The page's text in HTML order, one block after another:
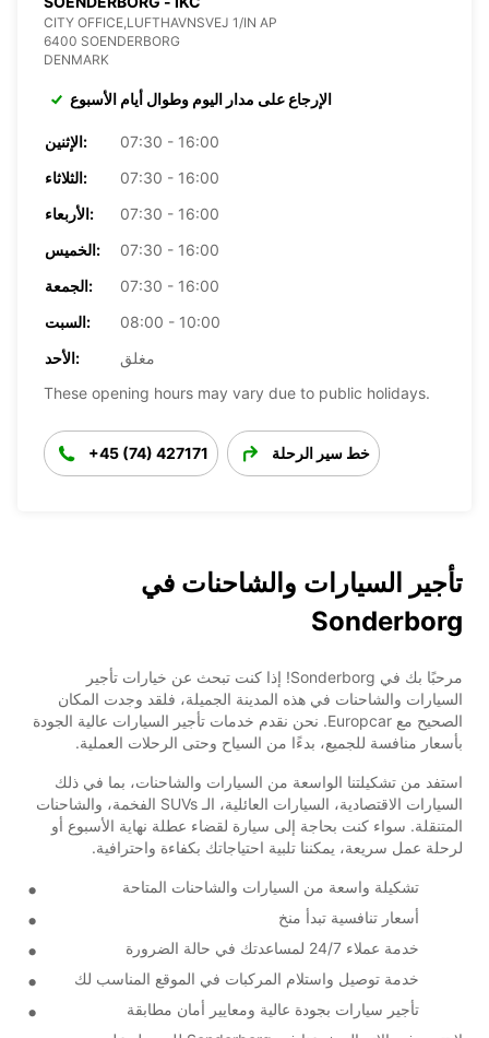
CITY OFFICE,LUFTHAVNSVEJ 1/IN AP
6400 SOENDERBORG
DENMARK
الإرجاع على مدار اليوم وطوال أيام الأسبوع
الإثنين:
07:30 - 16:00
الثلاثاء:
07:30 - 16:00
الأربعاء:
07:30 - 16:00
الخميس:
07:30 - 16:00
الجمعة:
07:30 - 16:00
السبت:
08:00 - 10:00
الأحد:
مغلق
These opening hours may vary due to public holidays.
+45 (74) 427171 خط سير الرحلة
تأجير السيارات والشاحنات في
Sonderborg
مرحبًا بك في Sonderborg! إذا كنت تبحث عن خيارات تأجير
السيارات والشاحنات في هذه المدينة الجميلة، فلقد وجدت المكان
الصحيح مع Europcar. نحن نقدم خدمات تأجير السيارات عالية الجودة
بأسعار منافسة للجميع، بدءًا من السياح وحتى الرحلات العملية.
استفد من تشكيلتنا الواسعة من السيارات والشاحنات، بما في ذلك
السيارات الاقتصادية، السيارات العائلية، الـ SUVs الفخمة، والشاحنات
المتنقلة. سواء كنت بحاجة إلى سيارة لقضاء عطلة نهاية الأسبوع أو
لرحلة عمل سريعة، يمكننا تلبية احتياجاتك بكفاءة واحترافية.
تشكيلة واسعة من السيارات والشاحنات المتاحة
أسعار تنافسية تبدأ منخ
خدمة عملاء 24/7 لمساعدتك في حالة الضرورة
خدمة توصيل واستلام المركبات في الموقع المناسب لك
تأجير سيارات بجودة عالية ومعايير أمان مطابقة